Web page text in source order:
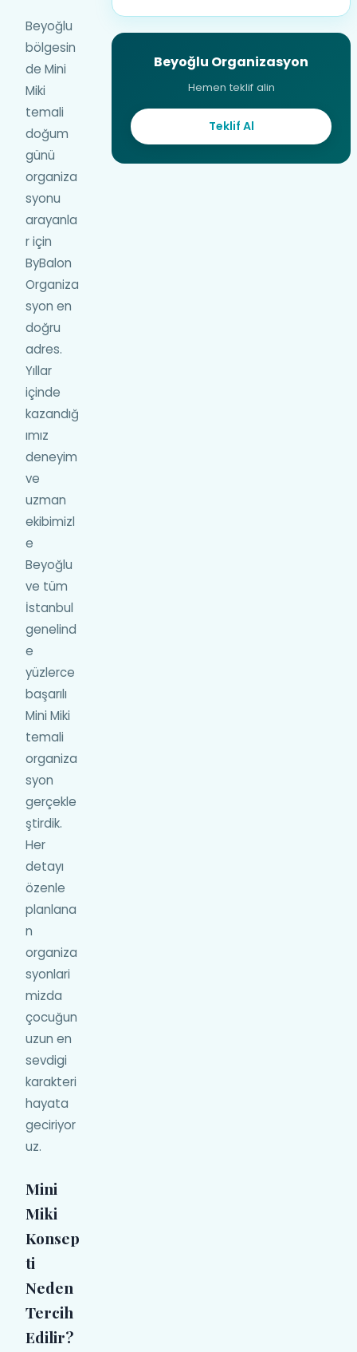
Beyoğlu
bölgesin
de Mini
Miki
temali
doğum
günü
organiza
syonu
arayanla
r için
ByBalon
Organiza
syon en
doğru
adres.
Yıllar
içinde
kazandığ
ımız
deneyim
ve
uzman
ekibimizl
e
Beyoğlu
ve tüm
İstanbul
genelind
e
yüzlerce
başarılı
Mini Miki
temali
organiza
syon
gerçekle
ştirdik.
Her
detayı
özenle
planlana
n
organiza
syonlari
mizda
çocuğun
uzun en
sevdigi
karakteri
hayata
geciriyor
uz.
Mini
Miki
Konsep
ti
Neden
Tercih
Edilir?
Beyoğlu Organizasyon
Hemen teklif alin
Teklif Al